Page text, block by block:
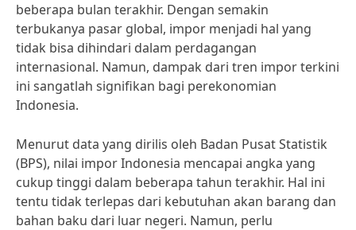
beberapa bulan terakhir. Dengan semakin
terbukanya pasar global, impor menjadi hal yang
tidak bisa dihindari dalam perdagangan
internasional. Namun, dampak dari tren impor terkini
ini sangatlah signifikan bagi perekonomian
Indonesia.
Menurut data yang dirilis oleh Badan Pusat Statistik
(BPS), nilai impor Indonesia mencapai angka yang
cukup tinggi dalam beberapa tahun terakhir. Hal ini
tentu tidak terlepas dari kebutuhan akan barang dan
bahan baku dari luar negeri. Namun, perlu